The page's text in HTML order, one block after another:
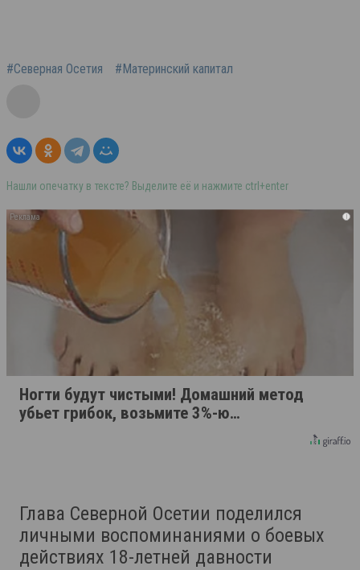
#Северная Осетия #Материнский капитал
Нашли опечатку в тексте? Выделите её и нажмите ctrl+enter
i
Ногти будут чистыми! Домашний метод
убьет грибок, возьмите 3%-ю…
Глава Северной Осетии поделился
личными воспоминаниями о боевых
действиях 18-летней давности